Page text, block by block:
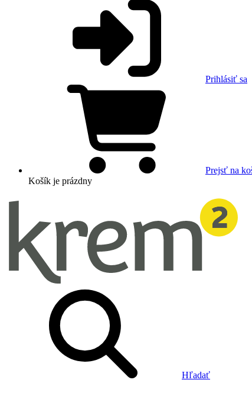
Prihlásiť sa
Prejsť na
Košík je prázdny
Hľadať